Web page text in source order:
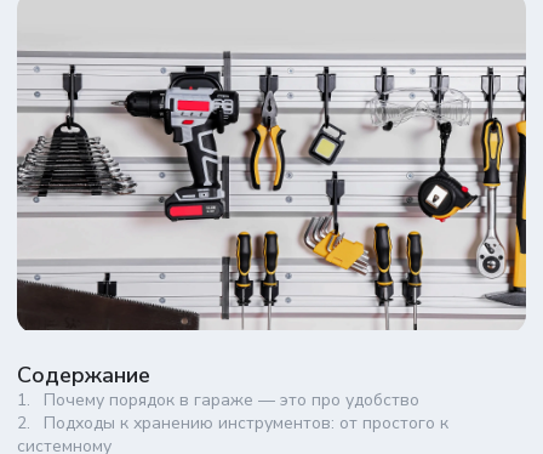
Содержание
Почему порядок в гараже — это про удобство
Подходы к хранению инструментов: от простого к
системному